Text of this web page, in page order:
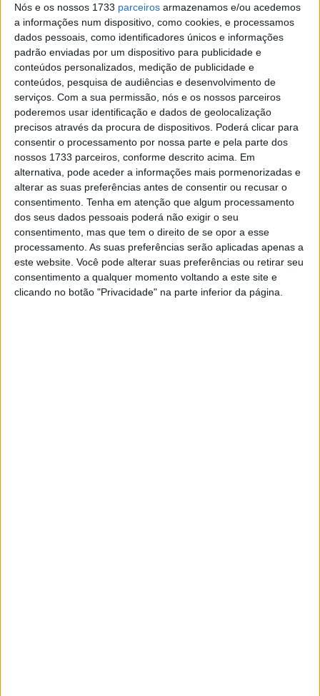
Nós e os nossos 1733 parceiros armazenamos e/ou acedemos
a informações num dispositivo, como cookies, e processamos
dados pessoais, como identificadores únicos e informações
padrão enviadas por um dispositivo para publicidade e
conteúdos personalizados, medição de publicidade e
conteúdos, pesquisa de audiências e desenvolvimento de
serviços. Com a sua permissão, nós e os nossos parceiros
poderemos usar identificação e dados de geolocalização
precisos através da procura de dispositivos. Poderá clicar para
consentir o processamento por nossa parte e pela parte dos
nossos 1733 parceiros, conforme descrito acima. Em
alternativa, pode aceder a informações mais pormenorizadas e
alterar as suas preferências antes de consentir ou recusar o
consentimento. Tenha em atenção que algum processamento
dos seus dados pessoais poderá não exigir o seu
consentimento, mas que tem o direito de se opor a esse
processamento. As suas preferências serão aplicadas apenas a
este website. Você pode alterar suas preferências ou retirar seu
consentimento a qualquer momento voltando a este site e
clicando no botão "Privacidade" na parte inferior da página.
Seria a Mercedes a primeira?
Para investigar a utilização do sistema de distribuição
desmodrómica, precisamos de alargar o nosso foco ao